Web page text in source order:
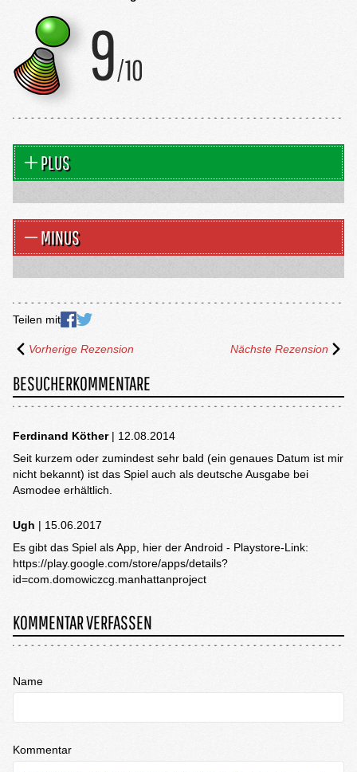
PLUS
MINUS
Teilen mit
Vorherige Rezension Nächste Rezension
BESUCHERKOMMENTARE
Ferdinand Köther| 12.08.2014
Seit kurzem oder zumindest sehr bald (ein genaues Datum ist mir
nicht bekannt) ist das Spiel auch als deutsche Ausgabe bei
Asmodee erhältlich.
Ugh | 15.06.2017
Es gibt das Spiel als App, hier der Android - Playstore-Link:
https://play.google.com/store/apps/details?
id=com.domowiczcg.manhattanproject
KOMMENTAR VERFASSEN
Name
Kommentar